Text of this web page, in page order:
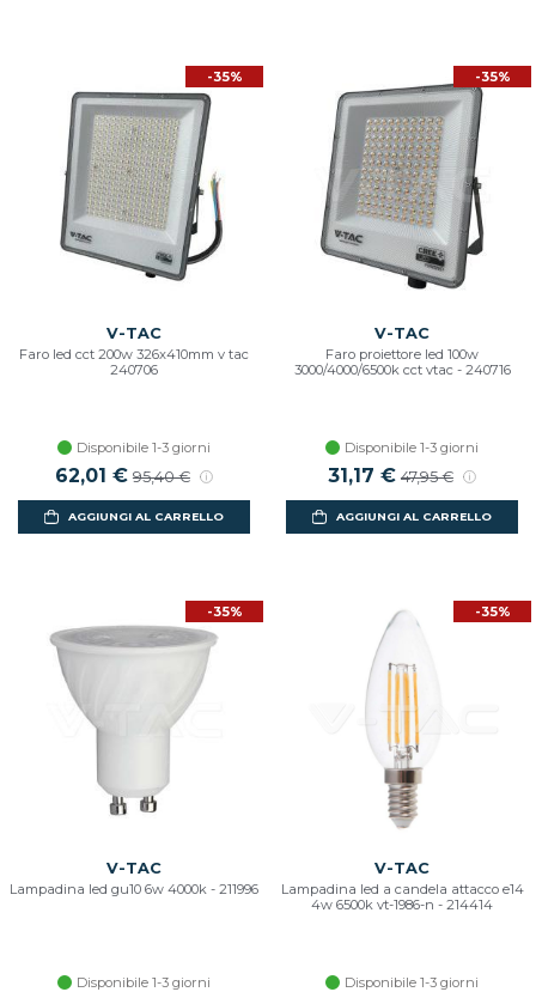
-35%
V-TAC
Faro led cct 200w 326x410mm v tac
240706
Disponibile 1-3 giorni
62,01 € 95,40 €
AGGIUNGI AL CARRELLO
-35%
V-TAC
Faro proiettore led 100w
3000/4000/6500k cct vtac - 240716
Disponibile 1-3 giorni
31,17 € 47,95 €
AGGIUNGI AL CARRELLO
-35%
V-TAC
Lampadina led gu10 6w 4000k - 211996
Disponibile 1-3 giorni
-35%
V-TAC
Lampadina led a candela attacco e14
4w 6500k vt-1986-n - 214414
Disponibile 1-3 giorni